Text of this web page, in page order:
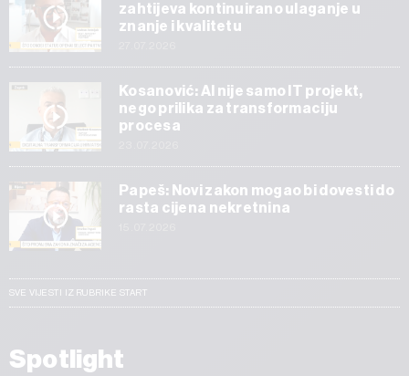
zahtijeva kontinuirano ulaganje u
znanje i kvalitetu
Kosanović: AI nije samo IT projekt,
nego prilika za transformaciju
procesa
Papeš: Novi zakon mogao bi dovesti do
rasta cijena nekretnina
SVE VIJESTI IZ RUBRIKE START
Spotlight